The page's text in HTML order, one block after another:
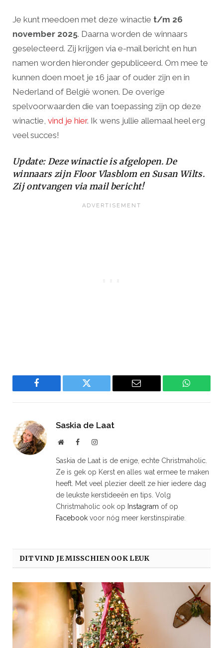
Je kunt meedoen met deze winactie t/m 26
november 2025. Daarna worden de winnaars
geselecteerd. Zij krijgen via e-mail bericht en hun
namen worden hieronder gepubliceerd. Om mee te
kunnen doen moet je 16 jaar of ouder zijn en in
Nederland of België wonen. De overige
spelvoorwaarden die van toepassing zijn op deze
winactie, vind je hier. Ik wens jullie allemaal heel erg
veel succes!
Update: Deze winactie is afgelopen. De
winnaars zijn Floor Vlasblom en Susan Wilts.
Zij ontvangen via mail bericht!
Facebook Twitter Email
Saskia de Laat
WebsiteFacebookInstagram
Saskia de Laat is de enige, echte Christmaholic.
Ze is gek op Kerst en alles wat ermee te maken
heeft. Met veel plezier deelt ze hier iedere dag
de leukste kerstideeën en tips. Volg
Christmaholic ook op Instagram of op
Facebook voor nóg meer kerstinspiratie.
DIT VIND JE MISSCHIEN OOK LEUK